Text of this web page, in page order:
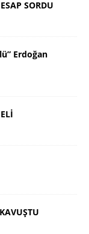
SORDU
Erdoğan